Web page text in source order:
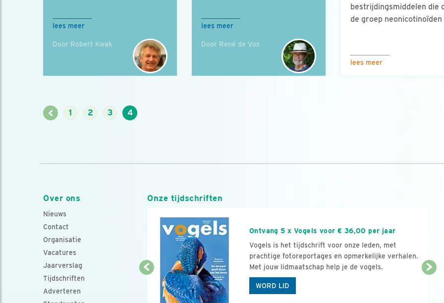
lees meer
Door Robert Kwak
lees meer
Door René de Vos
bestrijdingsmiddelen die
de groep neonicotinoïden
lees meer
< 1 2 3 4
Over ons
Nieuws
Contact
Organisatie
Vacatures
Jaarverslag
Tijdschriften
Adverteren
Onze tijdschriften
Ontvang 5 x Vogels voor € 36,00 per jaar
Vogels is het tijdschrift voor onze leden, met
prachtige fotoreportages en opmerkelijke verhalen.
Met jouw lidmaatschap help je de vogels.
WORD LID